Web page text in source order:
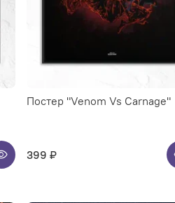
Постер "Venom Vs Carnage"
399 ₽